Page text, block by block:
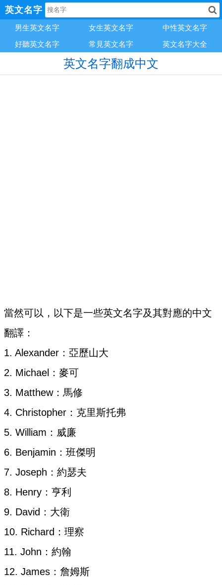
英文名字
男生英文名字 女生英文名字
中性英文名字
好聽英文名字
常見英文名字 英文名字大全
英文名字翻成中文
當然可以，以下是一些英文名字及其對應的中文
翻譯：
1. Alexander：亞歷山大
2. Michael：麥可
3. Matthew：馬修
4. Christopher：克里斯托弗
5. William：威廉
6. Benjamin：班傑明
7. Joseph：約瑟夫
8. Henry：亨利
9. David：大衛
10. Richard：理察
11. John：約翰
12. James：詹姆斯